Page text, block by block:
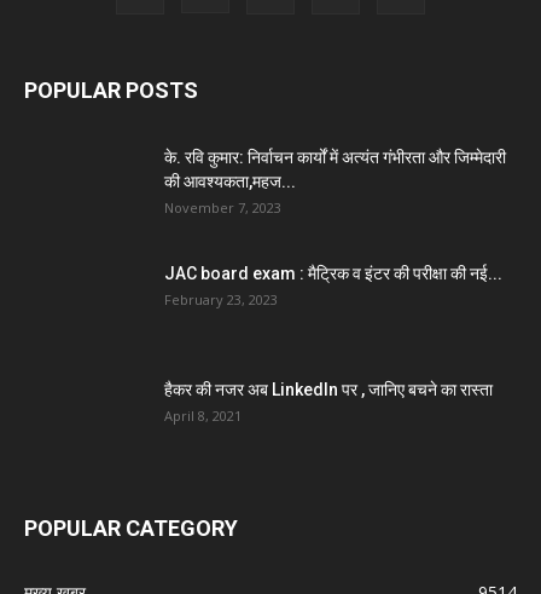
POPULAR POSTS
के. रवि कुमार: निर्वाचन कार्यों में अत्यंत गंभीरता और जिम्मेदारी
की आवश्यकता,महज...
November 7, 2023
JAC board exam : मैट्रिक व इंटर की परीक्षा की नई...
February 23, 2023
हैकर की नजर अब LinkedIn पर , जानिए बचने का रास्ता
April 8, 2021
POPULAR CATEGORY